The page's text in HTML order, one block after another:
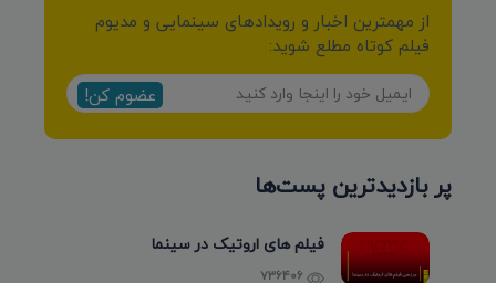
از مهمترین اخبار و رویدادهای سینمایی و مدیوم
فیلم کوتاه مطلع شوید:
عضوم کن!
پر بازدیدترین پست‌ها
فیلم های اروتیک در سینما